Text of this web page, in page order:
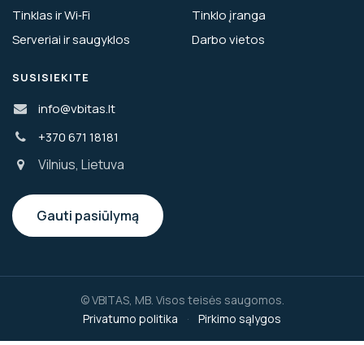
Tinklas ir Wi‑Fi
Serveriai ir saugyklos
Tinklo įranga
Darbo vietos
SUSISIEKITE
info@vbitas.lt
+370 671 18181
Vilnius, Lietuva
Gauti pasiūlymą
© VBITAS, MB. Visos teisės saugomos.
Privatumo politika
· Pirkimo sąlygos